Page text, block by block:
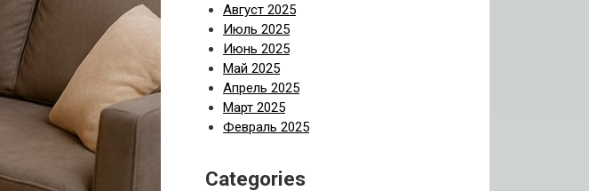
Август 2025
Июль 2025
Июнь 2025
Май 2025
Апрель 2025
Март 2025
Февраль 2025
Categories